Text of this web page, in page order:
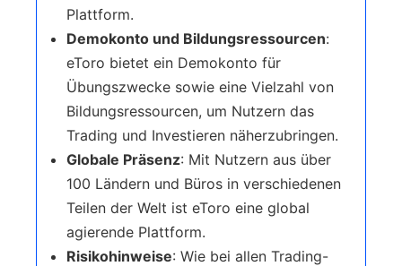
Plattform.
Demokonto und Bildungsressourcen:
eToro bietet ein Demokonto für
Übungszwecke sowie eine Vielzahl von
Bildungsressourcen, um Nutzern das
Trading und Investieren näherzubringen.
Globale Präsenz: Mit Nutzern aus über
100 Ländern und Büros in verschiedenen
Teilen der Welt ist eToro eine global
agierende Plattform.
Risikohinweise: Wie bei allen Trading-